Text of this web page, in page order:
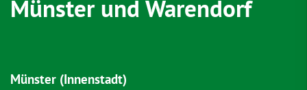
Münster und Warendorf
Münster (Innenstadt)